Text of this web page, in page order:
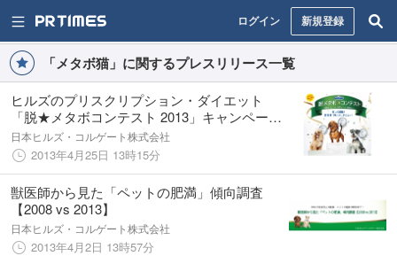
ログイン 新規登録
「メタボ猫」に関するプレスリリース一覧
ヒルズのプリスクリプション・ダイエット
「脱★メタボコンテスト 2013」キャンペーン
実施！
日本ヒルズ・コルゲート株式会社
2013年4月25日 13時15分
獣医師から見た「ペットの肥満」傾向調査
【2008 vs 2013】
日本ヒルズ・コルゲート株式会社
2013年4月2日 13時57分